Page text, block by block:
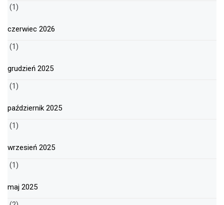
(1)
czerwiec 2026
(1)
grudzień 2025
(1)
październik 2025
(1)
wrzesień 2025
(1)
maj 2025